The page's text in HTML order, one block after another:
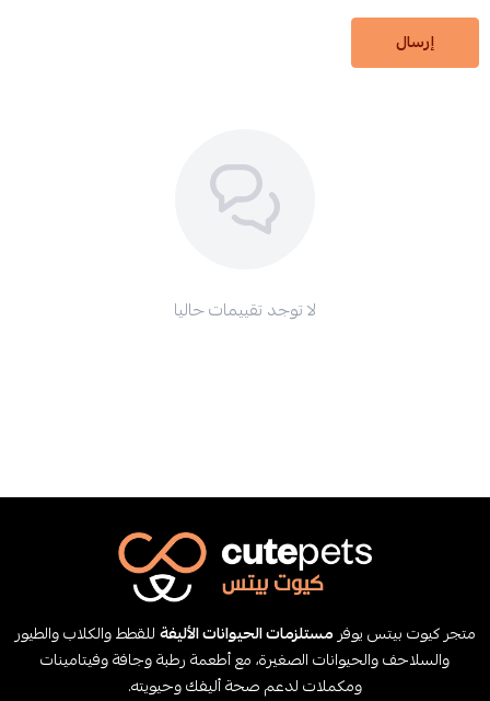
إرسال
لا توجد تقييمات حاليا
متجر كيوت بيتس يوفر مستلزمات الحيوانات الأليفةللقطط والكلاب والطيور
والسلاحف والحيوانات الصغيرة، مع أطعمة رطبة وجافة وفيتامينات
ومكملات لدعم صحة أليفك وحيويته.